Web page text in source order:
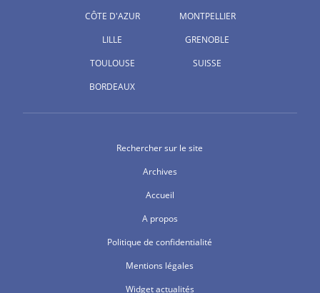
CÔTE D'AZUR
LILLE
TOULOUSE
BORDEAUX
MONTPELLIER
GRENOBLE
SUISSE
Rechercher sur le site
Archives
Accueil
A propos
Politique de confidentialité
Mentions légales
Widget actualités